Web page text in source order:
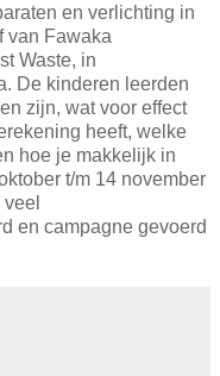
en verlichting in
van Fawaka
Waste, in
De kinderen leerden
zijn, wat voor effect
heeft, welke
hoe je makkelijk in
t/m 14 november
en campagne gevoerd